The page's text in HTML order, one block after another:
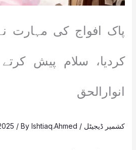
پاک افواج کی مہارت
کردیا، سلام پیش
انوارالحق
کشمیر ڈیجیٹل /
/ ByIshtiaq.Ahmed